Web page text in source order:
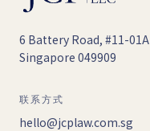
6 Battery Road, #11-01A
Singapore 049909
联系方式
hello@jcplaw.com.sg